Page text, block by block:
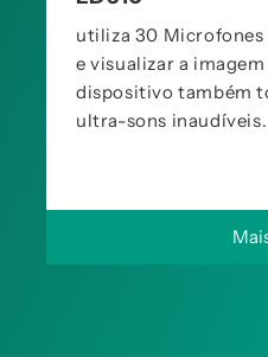
utiliza 30 Microfones
e visualizar a
dispositivo também
ultra-sons inaudíveis.